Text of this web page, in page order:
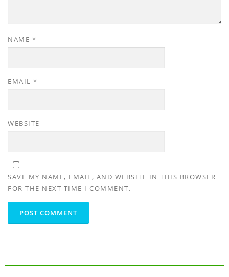
NAME *
EMAIL *
WEBSITE
SAVE MY NAME, EMAIL, AND WEBSITE IN THIS BROWSER
FOR THE NEXT TIME I COMMENT.